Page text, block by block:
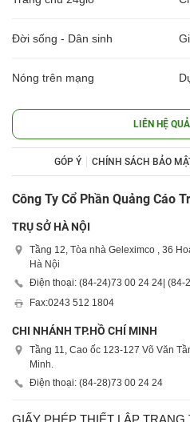
Đời sống - Dân sinh
Nóng trên mạng
LIÊN HỆ
GÓP Ý CHÍNH SÁCH BẢO
Công Ty Cổ Phần Quảng Cáo
TRỤ SỞ HÀ NỘI
Tầng 12, Tòa nhà Geleximco , 36
Hà Nội
Điện thoại: (84-24)73 00 24 24 | (84-
Fax:0243 512 1804
CHI NHÁNH TP.HỒ CHÍ MINH
Tầng 11, Cao ốc 123-127 Võ Văn
Minh.
Điện thoại: (84-28)73 00 24 24
GIẤY PHÉP THIẾT LẬP